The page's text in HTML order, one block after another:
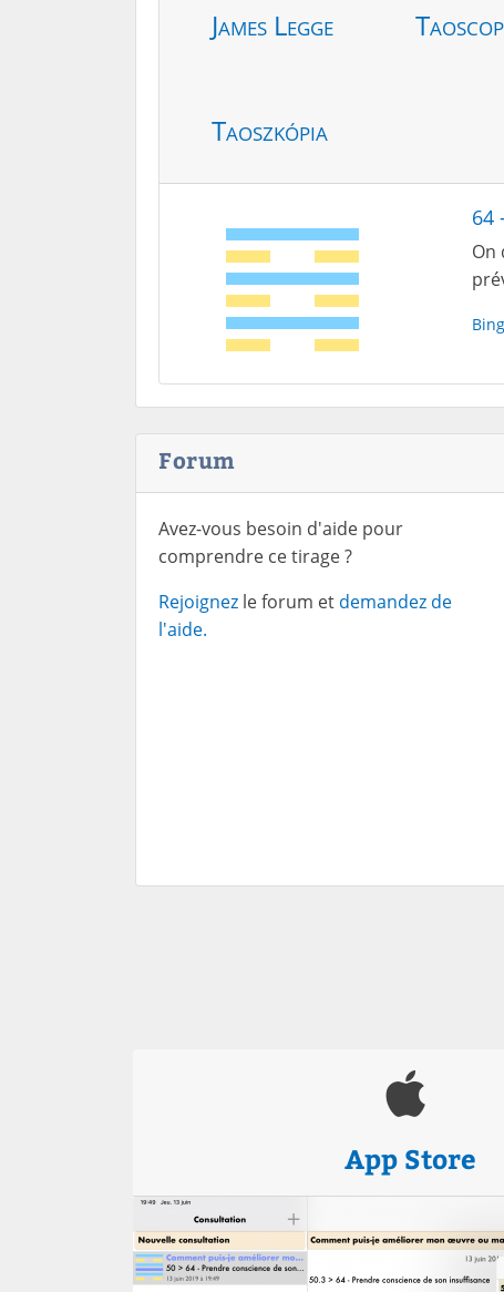
James Legge
Taoszkópia
64
On
Bing
Forum
Avez-vous besoin d'aide pour
comprendre ce tirage ?
Rejoignez le forum et demandez de
l'aide.
App Store